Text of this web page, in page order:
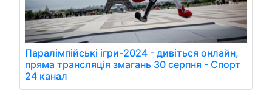
Паралімпійські ігри-2024 - дивіться онлайн,
пряма трансляція змагань 30 серпня - Спорт
24 канал